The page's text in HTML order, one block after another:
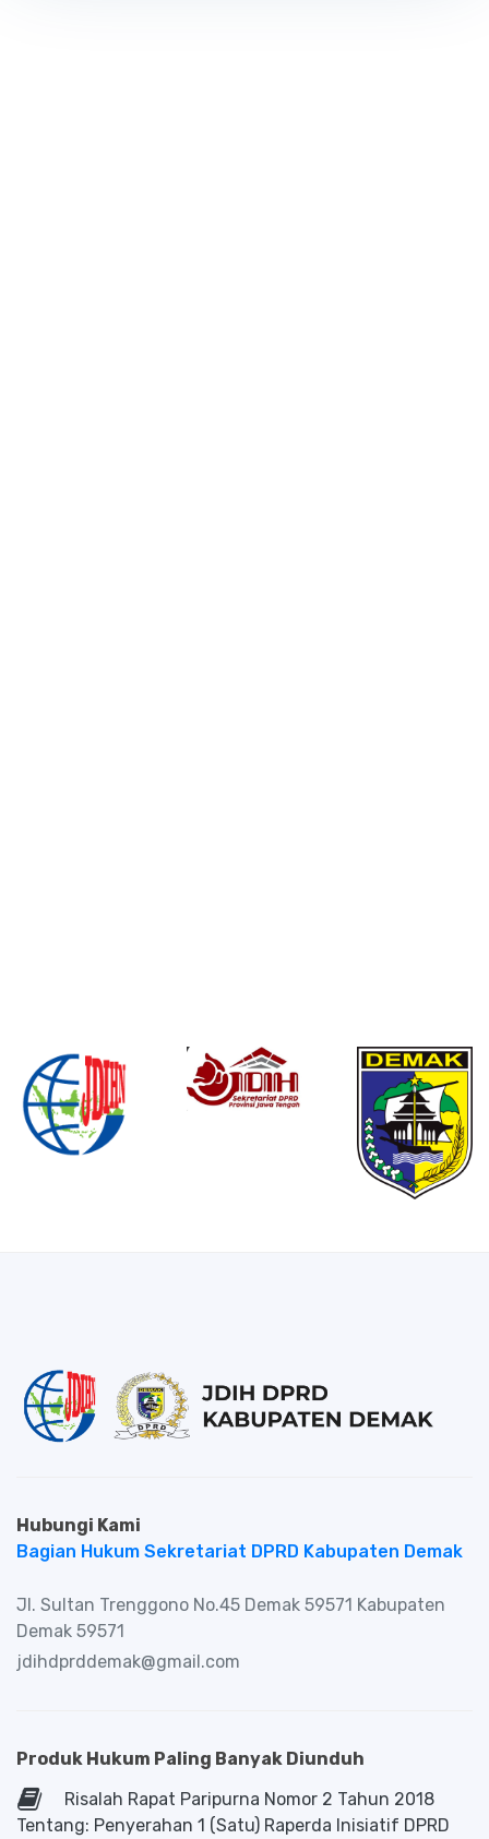
Hubungi Kami
Bagian Hukum Sekretariat DPRD Kabupaten Demak
Jl. Sultan Trenggono No.45 Demak 59571 Kabupaten
Demak 59571
jdihdprddemak@gmail.com
Produk Hukum Paling Banyak Diunduh
Risalah Rapat Paripurna Nomor 2 Tahun 2018
Tentang: Penyerahan 1 (Satu) Raperda Inisiatif DPRD